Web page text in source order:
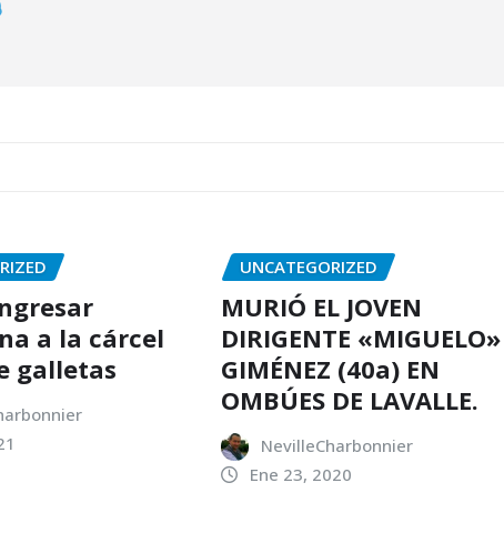
a la cárcel
galletas
UNCATEGORIZED
MURIÓ EL JOVEN
DIRIGENTE «MIGUELO»
GIMÉNEZ (40a) EN
OMBÚES DE LAVALLE.
NevilleCharbonnier
Ene 23, 2020